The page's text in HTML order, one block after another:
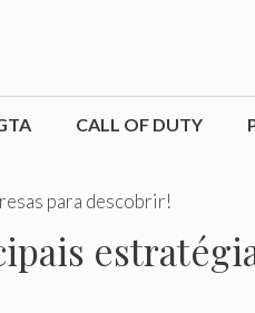
CALL OF DUTY
para descobrir!